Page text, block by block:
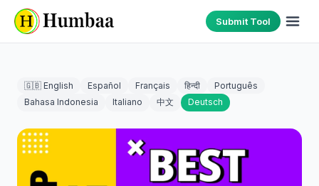
Submit Tool
🇬🇧 English Español Français हिन्दी
Português
Bahasa Indonesia
Italiano 中文 Deutsch